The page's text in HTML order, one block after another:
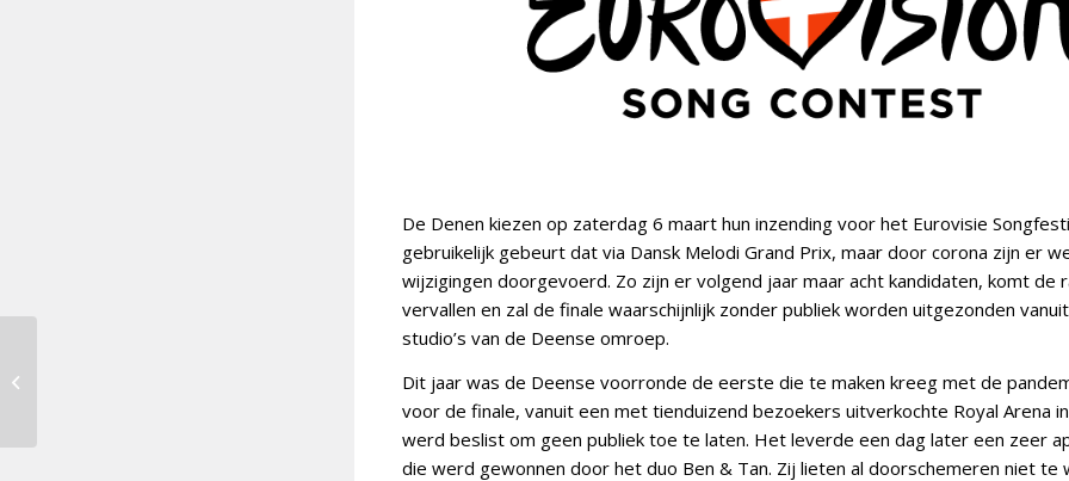
De Denen kiezen op zaterdag 6 maart hun inzending voor het Eurovisie
gebruikelijk gebeurt dat via Dansk Melodi Grand Prix, maar door corona zijn er
wijzigingen doorgevoerd. Zo zijn er volgend jaar maar acht kandidaten, komt de
vervallen en zal de finale waarschijnlijk zonder publiek worden uitgezonden
studio’s van de Deense omroep.
Dit jaar was de Deense voorronde de eerste die te maken kreeg met de
voor de finale, vanuit een met tienduizend bezoekers uitverkochte Royal Arena
werd beslist om geen publiek toe te laten. Het leverde een dag later een zeer
die werd gewonnen door het duo Ben & Tan. Zij lieten al doorschemeren niet te